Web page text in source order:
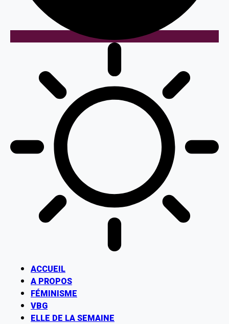
ACCUEIL
A PROPOS
FÉMINISME
VBG
ELLE DE LA SEMAINE